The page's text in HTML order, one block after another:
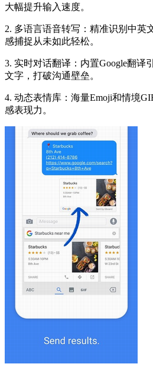
大幅提升输入速度。
2. 多语言语音转写：精准识别中英
感捕捉从未如此轻松。
3. 实时对话翻译：内置Google翻译
文字，打破沟通壁垒。
4. 动态表情库：海量Emoji和情境
感表现力。